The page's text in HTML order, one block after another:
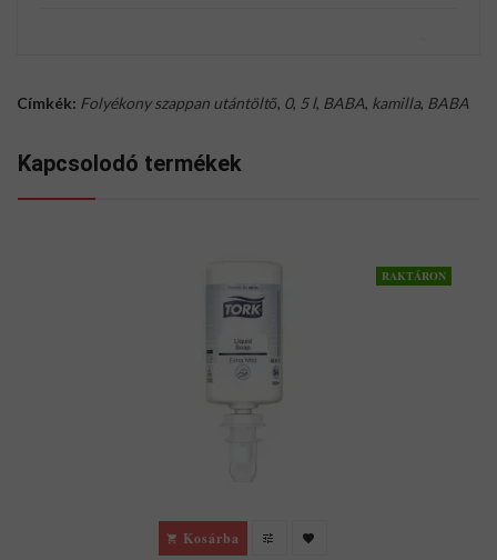
Címkék: Folyékony szappan utántöltő, 0, 5 l, BABA, kamilla, BABA
Kapcsolodó termékek
RAKTÁRON
Kosárba